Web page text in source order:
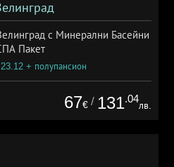
с Минерални Басейни
Пакет
+ полупансион
67€ / 131.04
лв.